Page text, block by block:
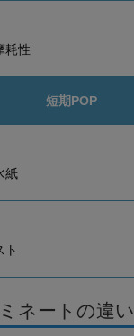
耗性
短期POP
紙
ト
ネートの違い